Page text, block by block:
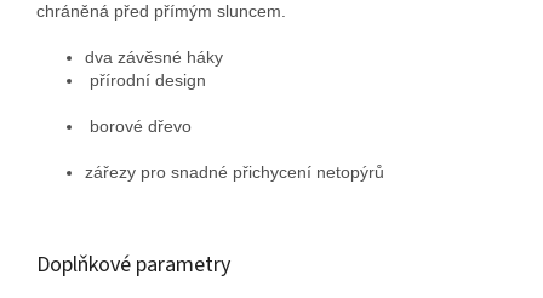
chráněná před přímým sluncem.
dva závěsné háky
přírodní design
borové dřevo
zářezy pro snadné přichycení netopýrů
Doplňkové parametry